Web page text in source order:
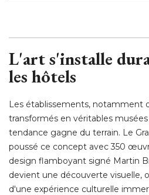
L'art s'installe
les hôtels
Les établissements, notamment
transformés en véritables
tendance gagne du terrain. Le
poussé ce concept avec 350
design flamboyant signé Martin
devient une découverte visuelle,
d'une expérience culturelle